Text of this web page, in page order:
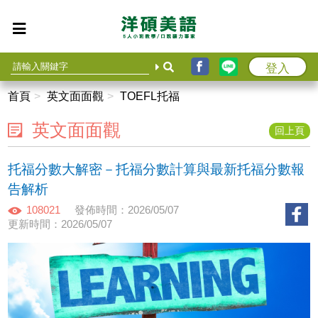
登入
首頁 英文面面觀 TOEFL托福
英文面面觀 回上頁
托福分數大解密－托福分數計算與最新托福分數報
告解析
108021
發佈時間：2026/05/07
更新時間：2026/05/07